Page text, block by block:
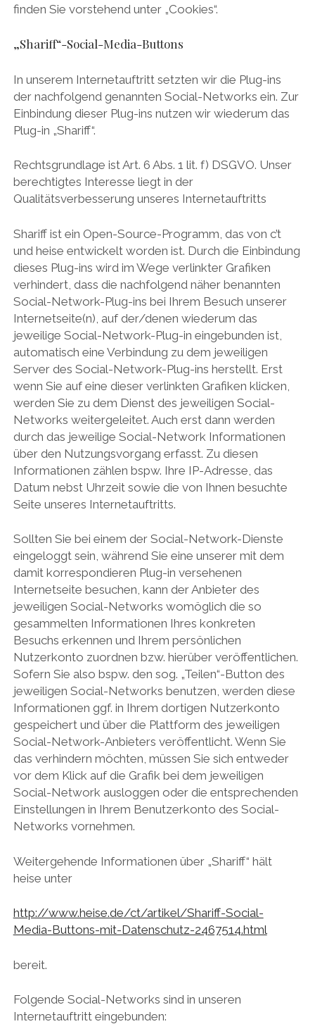
finden Sie vorstehend unter „Cookies“.
„Shariff“-Social-Media-Buttons
In unserem Internetauftritt setzten wir die Plug-ins
der nachfolgend genannten Social-Networks ein. Zur
Einbindung dieser Plug-ins nutzen wir wiederum das
Plug-in „Shariff“.
Rechtsgrundlage ist Art. 6 Abs. 1 lit. f) DSGVO. Unser
berechtigtes Interesse liegt in der
Qualitätsverbesserung unseres Internetauftritts
Shariff ist ein Open-Source-Programm, das von c’t
und heise entwickelt worden ist. Durch die Einbindung
dieses Plug-ins wird im Wege verlinkter Grafiken
verhindert, dass die nachfolgend näher benannten
Social-Network-Plug-ins bei Ihrem Besuch unserer
Internetseite(n), auf der/denen wiederum das
jeweilige Social-Network-Plug-in eingebunden ist,
automatisch eine Verbindung zu dem jeweiligen
Server des Social-Network-Plug-ins herstellt. Erst
wenn Sie auf eine dieser verlinkten Grafiken klicken,
werden Sie zu dem Dienst des jeweiligen Social-
Networks weitergeleitet. Auch erst dann werden
durch das jeweilige Social-Network Informationen
über den Nutzungsvorgang erfasst. Zu diesen
Informationen zählen bspw. Ihre IP-Adresse, das
Datum nebst Uhrzeit sowie die von Ihnen besuchte
Seite unseres Internetauftritts.
Sollten Sie bei einem der Social-Network-Dienste
eingeloggt sein, während Sie eine unserer mit dem
damit korrespondieren Plug-in versehenen
Internetseite besuchen, kann der Anbieter des
jeweiligen Social-Networks womöglich die so
gesammelten Informationen Ihres konkreten
Besuchs erkennen und Ihrem persönlichen
Nutzerkonto zuordnen bzw. hierüber veröffentlichen.
Sofern Sie also bspw. den sog. „Teilen“-Button des
jeweiligen Social-Networks benutzen, werden diese
Informationen ggf. in Ihrem dortigen Nutzerkonto
gespeichert und über die Plattform des jeweiligen
Social-Network-Anbieters veröffentlicht. Wenn Sie
das verhindern möchten, müssen Sie sich entweder
vor dem Klick auf die Grafik bei dem jeweiligen
Social-Network ausloggen oder die entsprechenden
Einstellungen in Ihrem Benutzerkonto des Social-
Networks vornehmen.
Weitergehende Informationen über „Shariff“ hält
heise unter
http://www.heise.de/ct/artikel/Shariff-Social-
Media-Buttons-mit-Datenschutz-2467514.html
bereit.
Folgende Social-Networks sind in unseren
Internetauftritt eingebunden: